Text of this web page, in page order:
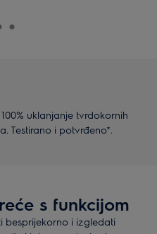
uklanjanje tvrdokornih
Testirano i potvrđeno*.
s funkcijom
besprijekorno i izgledati